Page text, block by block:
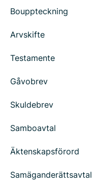
Bouppteckning
Arvskifte
Testamente
Gåvobrev
Skuldebrev
Samboavtal
Äktenskapsförord
Samäganderättsavtal